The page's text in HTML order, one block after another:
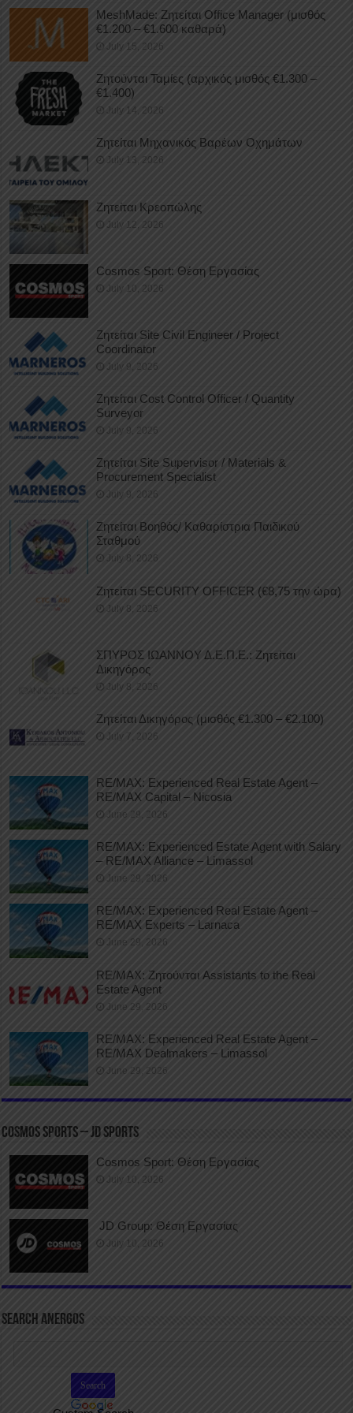
MeshMade: Ζητείται Office Manager (μισθός
€1.200 – €1.600 καθαρά)
July 15, 2026
Ζητούνται Ταμίες (αρχικός μισθός €1.300 –
€1.400)
July 14, 2026
Ζητείται Μηχανικός Βαρέων Οχημάτων
July 13, 2026
Ζητείται Κρεοπώλης
July 12, 2026
Cosmos Sport: Θέση Εργασίας
July 10, 2026
Ζητείται Site Civil Engineer / Project
Coordinator
July 9, 2026
Ζητείται Cost Control Officer / Quantity
Surveyor
July 9, 2026
Ζητείται Site Supervisor / Materials &
Procurement Specialist
July 9, 2026
Ζητείται Βοηθός/ Καθαρίστρια Παιδικού
Σταθμού
July 8, 2026
Ζητείται SECURITY OFFICER (€8,75 την ώρα)
July 8, 2026
ΣΠΥΡΟΣ ΙΩΑΝΝΟΥ Δ.Ε.Π.Ε.: Ζητείται
Δικηγόρος
July 8, 2026
Ζητείται Δικηγόρος (μισθός €1.300 – €2.100)
July 7, 2026
RE/MAX: Experienced Real Estate Agent –
RE/MAX Capital – Nicosia
June 29, 2026
RE/MAX: Experienced Estate Agent with Salary
– RE/MAX Alliance – Limassol
June 29, 2026
RE/MAX: Experienced Real Estate Agent –
RE/MAX Experts – Larnaca
June 29, 2026
RE/MAX: Ζητούνται Assistants to the Real
Estate Agent
June 29, 2026
RE/MAX: Experienced Real Estate Agent –
RE/MAX Dealmakers – Limassol
June 29, 2026
COSMOS SPORTS – JD SPORTS
Cosmos Sport: Θέση Εργασίας
July 10, 2026
JD Group: Θέση Εργασίας
July 10, 2026
SEARCH ANERGOS